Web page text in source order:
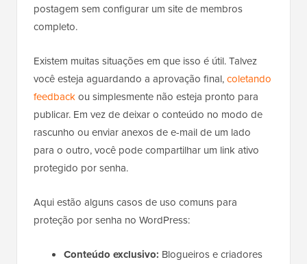
postagem sem configurar um site de membros
completo.
Existem muitas situações em que isso é útil. Talvez
você esteja aguardando a aprovação final,coletando
feedbackou simplesmente não esteja pronto para
publicar. Em vez de deixar o conteúdo no modo de
rascunho ou enviar anexos de e-mail de um lado
para o outro, você pode compartilhar um link ativo
protegido por senha.
Aqui estão alguns casos de uso comuns para
proteção por senha no WordPress:
Conteúdo exclusivo: Blogueiros e criadores